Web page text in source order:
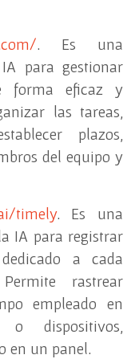
. Es una
para gestionar
forma eficaz y
las tareas,
plazos,
del equipo y
timely. Es una
IA para registrar
a cada
rastrear
empleado en
o dispositivos,
en un panel.